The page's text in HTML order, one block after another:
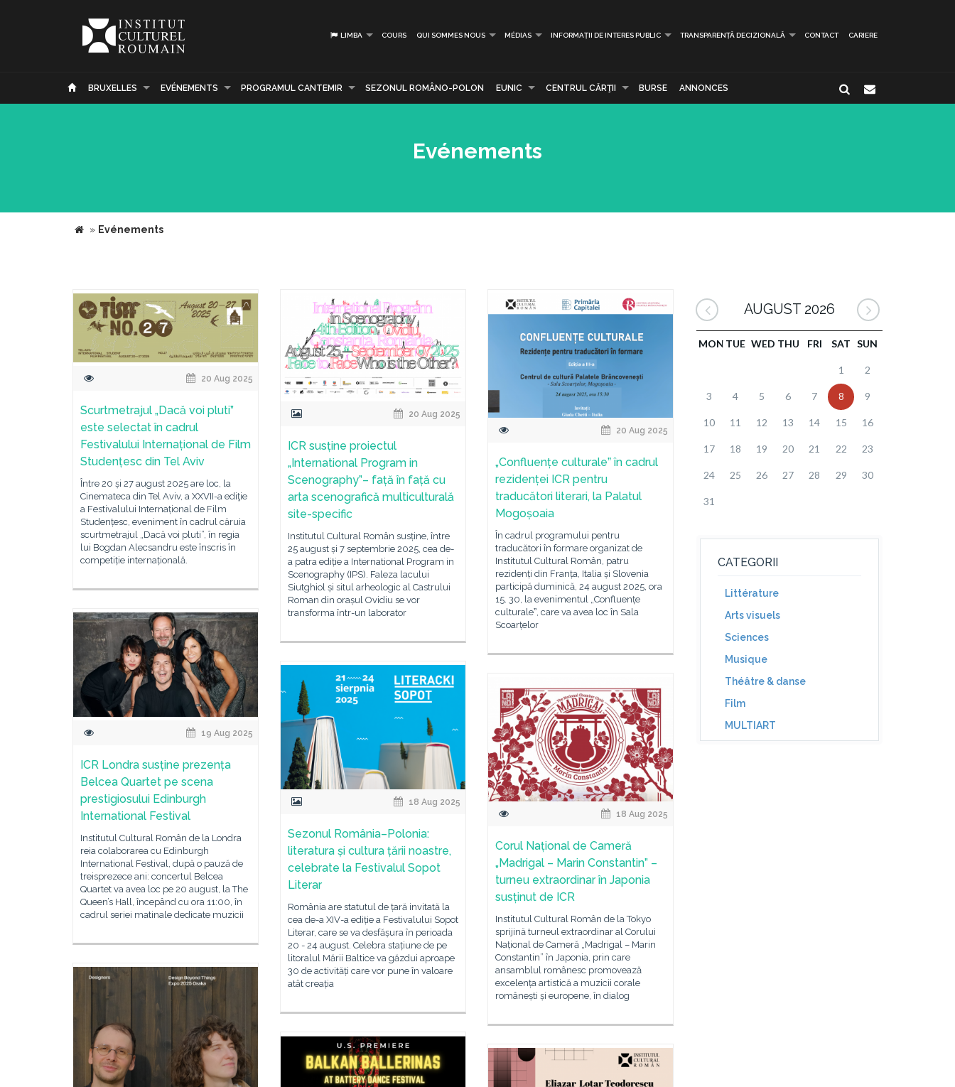
LIMBA COURS QUI SOMMES NOUS MÉDIAS INFORMAȚII DE INTERES PUBLIC TRANSPARENȚĂ DECIZIONALĂ CONTACT CARIERE
BRUXELLES EVÉNEMENTS PROGRAMUL CANTEMIR SEZONUL ROMÂNO-POLON EUNIC CENTRUL CĂRŢII BURSE ANNONCES
Evénements
» Evénements
20 Aug 2025
Scurtmetrajul „Dacă voi pluti”
este selectat în cadrul
Festivalului Internațional de Film
Studențesc din Tel Aviv
Între 20 și 27 august 2025 are loc, la
Cinemateca din Tel Aviv, a XXVII-a ediţie
a Festivalului Internațional de Film
Studențesc, eveniment în cadrul căruia
scurtmetrajul „Dacă voi pluti”, în regia
lui Bogdan Alecsandru este înscris în
competiție internațională.
20 Aug 2025
ICR susține proiectul
„International Program in
Scenography”– față în față cu
arta scenografică multiculturală
site-specific
Institutul Cultural Român susține, între
25 august și 7 septembrie 2025, cea de-
a patra ediție a International Program in
Scenography (IPS). Faleza lacului
Siutghiol și situl arheologic al Castrului
Roman din orașul Ovidiu se vor
transforma într-un laborator
20 Aug 2025
„Confluențe culturaleˮ în cadrul
rezidenței ICR pentru
traducători literari, la Palatul
Mogoșoaia
În cadrul programului pentru
traducători în formare organizat de
Institutul Cultural Român, patru
rezidenți din Franța, Italia și Slovenia
participă duminică, 24 august 2025, ora
15. 30, la evenimentul „Confluențe
culturaleˮ, care va avea loc în Sala
Scoarțelor
19 Aug 2025
ICR Londra susține prezența
Belcea Quartet pe scena
prestigiosului Edinburgh
International Festival
Institutul Cultural Român de la Londra
reia colaborarea cu Edinburgh
International Festival, după o pauză de
treisprezece ani: concertul Belcea
Quartet va avea loc pe 20 august, la The
Queen’s Hall, începând cu ora 11:00, în
cadrul seriei matinale dedicate muzicii
18 Aug 2025
Sezonul România–Polonia:
literatura și cultura țării noastre,
celebrate la Festivalul Sopot
Literar
România are statutul de țară invitată la
cea de-a XIV-a ediție a Festivalului Sopot
Literar, care se va desfășura în perioada
20 - 24 august. Celebra stațiune de pe
litoralul Mării Baltice va găzdui aproape
30 de activități care vor pune în valoare
atât creația
18 Aug 2025
Corul Național de Cameră
„Madrigal – Marin Constantin” –
turneu extraordinar în Japonia
susținut de ICR
Institutul Cultural Român de la Tokyo
sprijină turneul extraordinar al Corului
Național de Cameră „Madrigal – Marin
Constantin” în Japonia, prin care
ansamblul românesc promovează
excelența artistică a muzicii corale
românești și europene, în dialog
AUGUST 2026
MON TUE WED THU FRI SAT SUN
1 2
3 4 5 6 7 8 9
10 11 12 13 14 15 16
17 18 19 20 21 22 23
24 25 26 27 28 29 30
31
CATEGORII
Littérature
Arts visuels
Sciences
Musique
Théâtre & danse
Film
MULTIART